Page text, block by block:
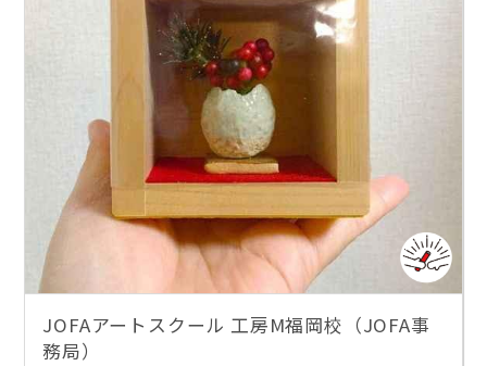
JOFAアートスクール 工房M福岡校（JOFA事
務局）